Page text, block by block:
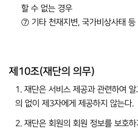
할 수 없는 경우
⑦ 기타 천재지변, 국가비상사태 등
제10조(재단의 의무)
1. 재단은 서비스 제공과 관련하여
의 없이 제3자에게 제공하지 않는다.
2. 재단은 회원의 회원 정보를 보호